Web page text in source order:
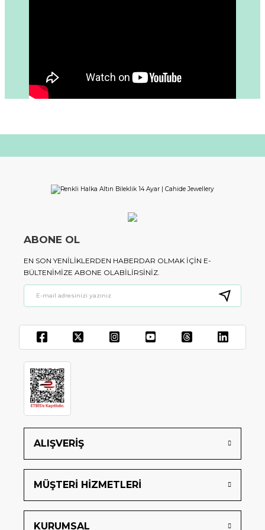
ALIŞVERİŞ
MÜŞTERİ HİZMETLERİ
KURUMSAL
ABONE OL
EN SON YENILIKLERDEN HABERDAR OLMAK IÇIN E-
BÜLTENIMIZE ABONE OLABILIRSINIZ.